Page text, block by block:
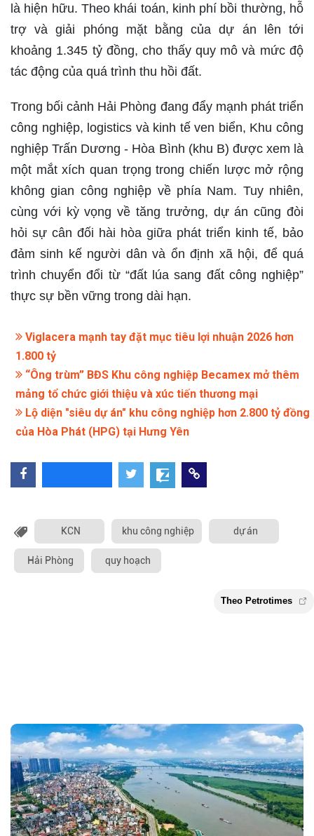
là hiện hữu. Theo khái toán, kinh phí bồi thường, hỗ
trợ và giải phóng mặt bằng của dự án lên tới
khoảng 1.345 tỷ đồng, cho thấy quy mô và mức độ
tác động của quá trình thu hồi đất.
Trong bối cảnh Hải Phòng đang đẩy mạnh phát triển
công nghiệp, logistics và kinh tế ven biển, Khu công
nghiệp Trấn Dương - Hòa Bình (khu B) được xem là
một mắt xích quan trọng trong chiến lược mở rộng
không gian công nghiệp về phía Nam. Tuy nhiên,
cùng với kỳ vọng về tăng trưởng, dự án cũng đòi
hỏi sự cân đối hài hòa giữa phát triển kinh tế, bảo
đảm sinh kế người dân và ổn định xã hội, để quá
trình chuyển đổi từ “đất lúa sang đất công nghiệp”
thực sự bền vững trong dài hạn.
Viglacera mạnh tay đặt mục tiêu lợi nhuận 2026 hơn
1.800 tỷ
“Ông trùm” BĐS Khu công nghiệp Becamex mở thêm
mảng tổ chức giới thiệu và xúc tiến thương mại
Lộ diện "siêu dự án" khu công nghiệp hơn 2.800 tỷ đồng
của Hòa Phát (HPG) tại Hưng Yên
KCN khu công nghiệp dự án
Hải Phòng quy hoạch